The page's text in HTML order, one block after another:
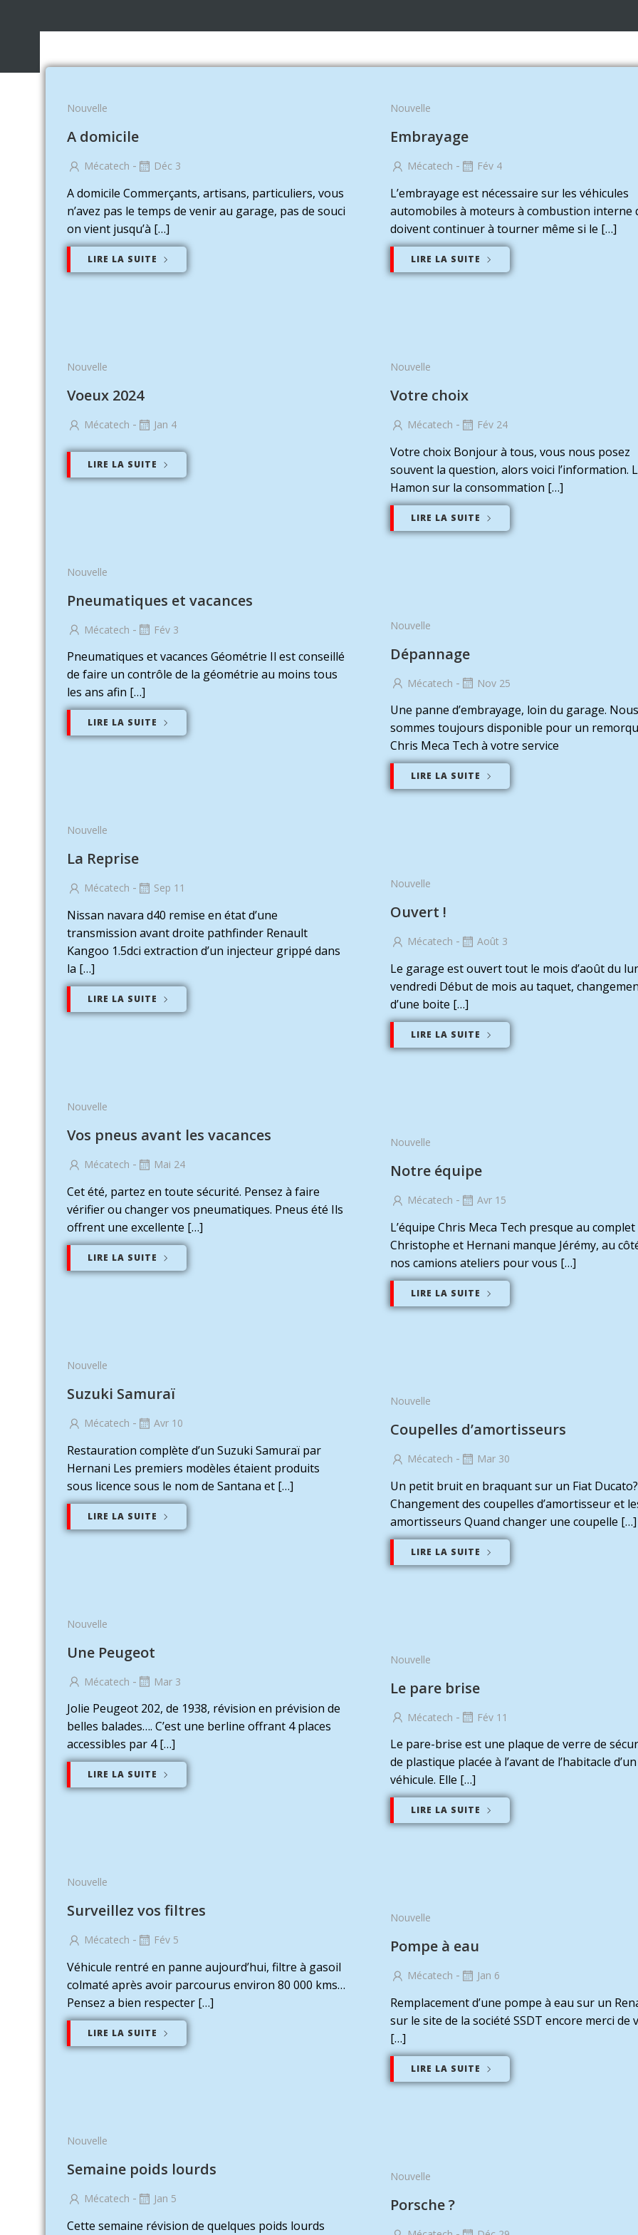
Nouvelle
A domicile
Mécatech - Déc 3
A domicile Commerçants, artisans, particuliers, vous
n’avez pas le temps de venir au garage, pas de souci
on vient jusqu’à […]
LIRE LA SUITE
Nouvelle
Embrayage
Mécatech - Fév 4
L’embrayage est nécessaire sur les véhicules
automobiles à moteurs à combustion interne
doivent continuer à tourner même si le […]
LIRE LA SUITE
Nouvelle
Voeux 2024
Mécatech - Jan 4
LIRE LA SUITE
Nouvelle
Votre choix
Mécatech - Fév 24
Votre choix Bonjour à tous, vous nous posez
souvent la question, alors voici l’information.
Hamon sur la consommation […]
LIRE LA SUITE
Nouvelle
Pneumatiques et vacances
Mécatech - Fév 3
Pneumatiques et vacances Géométrie Il est conseillé
de faire un contrôle de la géométrie au moins tous
les ans afin […]
LIRE LA SUITE
Nouvelle
Dépannage
Mécatech - Nov 25
Une panne d’embrayage, loin du garage. Nous
sommes toujours disponible pour un
Chris Meca Tech à votre service
LIRE LA SUITE
Nouvelle
La Reprise
Mécatech - Sep 11
Nissan navara d40 remise en état d’une
transmission avant droite pathfinder Renault
Kangoo 1.5dci extraction d’un injecteur grippé dans
la […]
LIRE LA SUITE
Nouvelle
Ouvert !
Mécatech - Août 3
Le garage est ouvert tout le mois d’août du
vendredi Début de mois au taquet,
d’une boite […]
LIRE LA SUITE
Nouvelle
Vos pneus avant les vacances
Mécatech - Mai 24
Cet été, partez en toute sécurité. Pensez à faire
vérifier ou changer vos pneumatiques. Pneus été Ils
offrent une excellente […]
LIRE LA SUITE
Nouvelle
Notre équipe
Mécatech - Avr 15
L’équipe Chris Meca Tech presque au complet
Christophe et Hernani manque Jérémy, au
nos camions ateliers pour vous […]
LIRE LA SUITE
Nouvelle
Suzuki Samuraï
Mécatech - Avr 10
Restauration complète d’un Suzuki Samuraï par
Hernani Les premiers modèles étaient produits
sous licence sous le nom de Santana et […]
LIRE LA SUITE
Nouvelle
Coupelles d’amortisseurs
Mécatech - Mar 30
Un petit bruit en braquant sur un Fiat
Changement des coupelles d’amortisseur et
amortisseurs Quand changer une coupelle […]
LIRE LA SUITE
Nouvelle
Une Peugeot
Mécatech - Mar 3
Jolie Peugeot 202, de 1938, révision en prévision de
belles balades…. C’est une berline offrant 4 places
accessibles par 4 […]
LIRE LA SUITE
Nouvelle
Le pare brise
Mécatech - Fév 11
Le pare-brise est une plaque de verre de
de plastique placée à l’avant de l’habitacle d’un
véhicule. Elle […]
LIRE LA SUITE
Nouvelle
Surveillez vos filtres
Mécatech - Fév 5
Véhicule rentré en panne aujourd’hui, filtre à gasoil
colmaté après avoir parcourus environ 80 000 kms…
Pensez a bien respecter […]
LIRE LA SUITE
Nouvelle
Pompe à eau
Mécatech - Jan 6
Remplacement d’une pompe à eau sur un
sur le site de la société SSDT encore merci de
[…]
LIRE LA SUITE
Nouvelle
Semaine poids lourds
Mécatech - Jan 5
Cette semaine révision de quelques poids lourds
Nouvelle
Porsche ?